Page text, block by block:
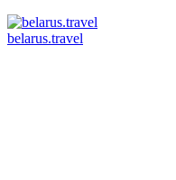
belarus.travel